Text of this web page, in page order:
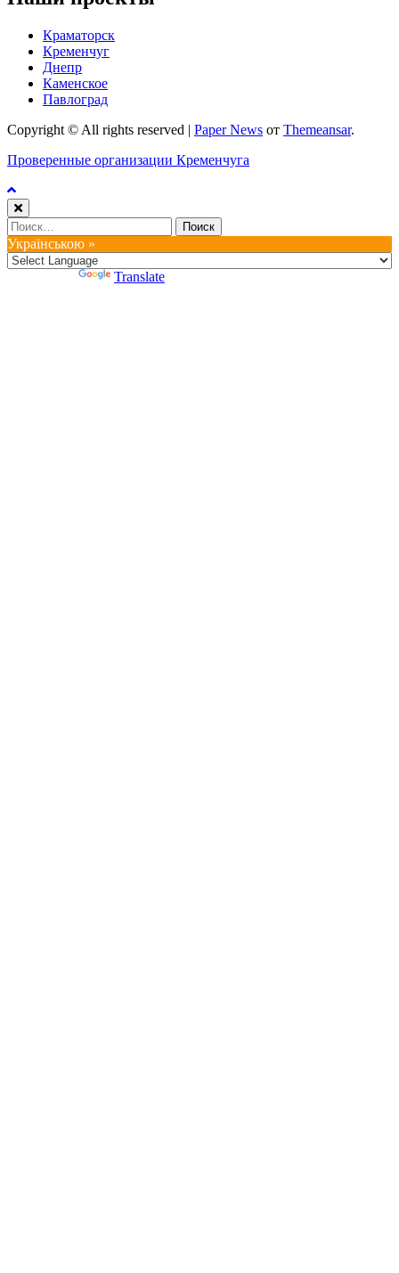
Краматорск
Кременчуг
Днепр
Каменское
Павлоград
Copyright © All rights reserved | Paper News от Themeansar.
Проверенные организации Кременчуга
Найти:
Українською »
Translate